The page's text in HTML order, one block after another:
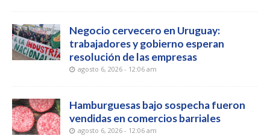
Negocio cervecero en Uruguay:
trabajadores y gobierno esperan
resolución de las empresas
agosto 6, 2026 - 12:06 am
Hamburguesas bajo sospecha fueron
vendidas en comercios barriales
agosto 6, 2026 - 12:06 am